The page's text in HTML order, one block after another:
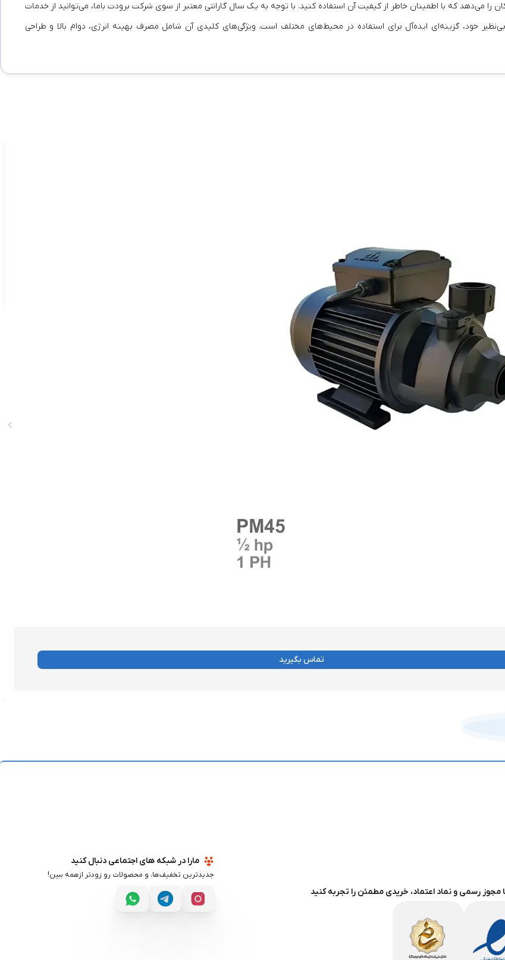
می‌دهد که با اطمینان خاطر از کیفیت آن استفاده کنید. با توجه به یک سال گارانتی معتبر از سوی شرکت برودت باما، می‌توانید از خدمات
خود، گزینه‌ای ایده‌آل برای استفاده در محیط‌های مختلف است. ویژگی‌های کلیدی آن شامل مصرف بهینه انرژی، دوام بالا و طراحی
تماس بگیرید
مجوز رسمی و نماد اعتماد، خریدی مطمئن را تجربه کنید
مارا در شبکه های اجتماعی دنبال کنید
جدیدترین تخفیف‌ها، و محصولات رو زودتر ازهمه ببین!